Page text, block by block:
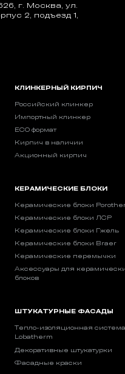
г. Москва, ул.
2, подъезд 1,
КЛИНКЕРНЫЙ КИРПИЧ
Российский клинкер
Импортный клинкер
ECO формат
Кирпич в наличии
Акционный кирпич
КЕРАМИЧЕСКИЕ БЛОКИ
Керамические блоки
Керамические блоки ЛСР
Керамические блоки Гжель
Керамические блоки Braer
Керамические перемычки
Аксессуары для
блоков
ШТУКАТУРНЫЕ ФАСАДЫ
Тепло-изоляционная система
Lobatherm
Декоративные штукатурки
Фасадные краски